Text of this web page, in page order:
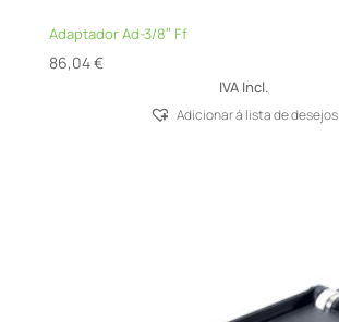
Adaptador Ad-3/8″ Ff
86,04€
IVA Incl.
Adicionar á lista de desejos